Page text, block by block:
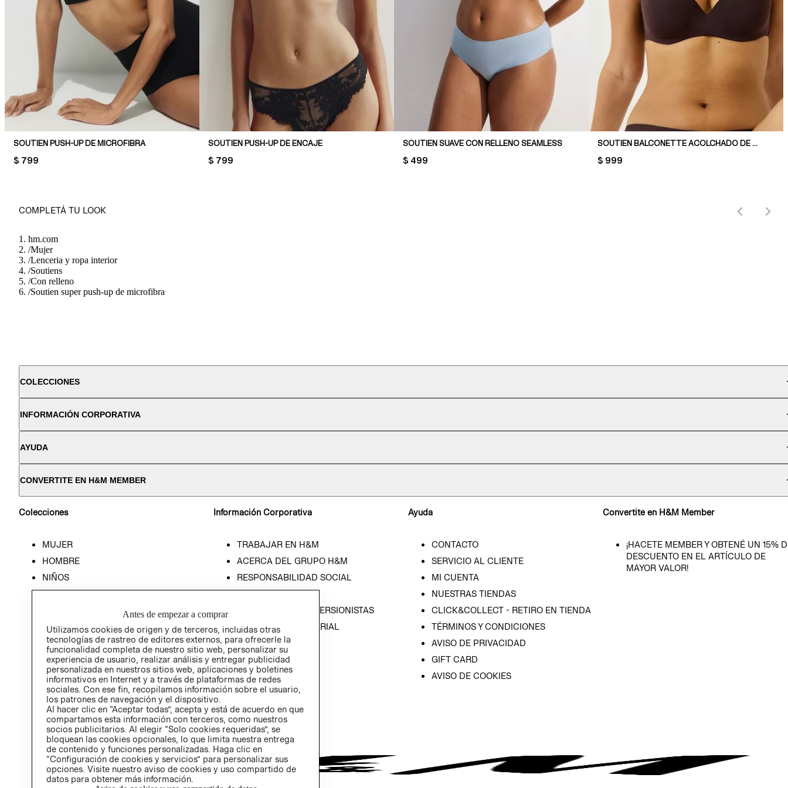
SOUTIEN PUSH-UP DE MICROFIBRA
PRICE:
$ 799
SOUTIEN PUSH-UP DE ENCAJE
PRICE:
$ 799
SOUTIEN SUAVE CON RELLENO SEAMLESS
PRICE:
$ 499
SOUTIEN BALCONETTE ACOLCHADO DE MICROFIBRA
PRICE:
$ 999
COMPLETÁ TU LOOK
hm.com
/Mujer
/Lenceria y ropa interior
/Soutiens
/Con relleno
/Soutien super push-up de microfibra
COLECCIONES
INFORMACIÓN CORPORATIVA
AYUDA
CONVERTITE EN H&M MEMBER
Colecciones
MUJER
HOMBRE
NIÑOS
HOME
Información Corporativa
TRABAJAR EN H&M
ACERCA DEL GRUPO H&M
RESPONSABILIDAD SOCIAL
PRENSA
RELACIÓN CON INVERSIONISTAS
POLÍTICA EMPRESARIAL
Ayuda
CONTACTO
SERVICIO AL CLIENTE
MI CUENTA
NUESTRAS TIENDAS
CLICK&COLLECT - RETIRO EN TIENDA
TÉRMINOS Y CONDICIONES
AVISO DE PRIVACIDAD
GIFT CARD
AVISO DE COOKIES
Convertite en H&M Member
¡HACETE MEMBER Y OBTENÉ UN 15%
DESCUENTO EN EL ARTÍCULO DE
MAYOR VALOR!
Antes de empezar a comprar
Utilizamos cookies de origen y de terceros, incluidas otras
tecnologías de rastreo de editores externos, para ofrecerle la
funcionalidad completa de nuestro sitio web, personalizar su
experiencia de usuario, realizar análisis y entregar publicidad
personalizada en nuestros sitios web, aplicaciones y boletines
informativos en Internet y a través de plataformas de redes
sociales. Con ese fin, recopilamos información sobre el usuario,
los patrones de navegación y el dispositivo.
Al hacer clic en “Aceptar todas”, acepta y está de acuerdo en que
compartamos esta información con terceros, como nuestros
socios publicitarios. Al elegir “Solo cookies requeridas”, se
bloquean las cookies opcionales, lo que limita nuestra entrega
de contenido y funciones personalizadas. Haga clic en
“Configuración de cookies y servicios” para personalizar sus
opciones. Visite nuestro aviso de cookies y uso compartido de
datos para obtener más información.